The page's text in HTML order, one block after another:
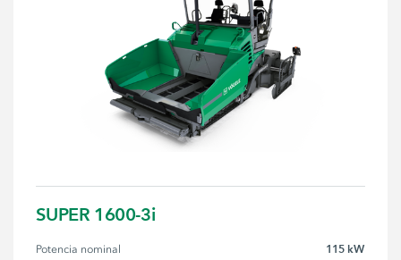
SUPER 1600-3i
Potencia nominal 115 kW